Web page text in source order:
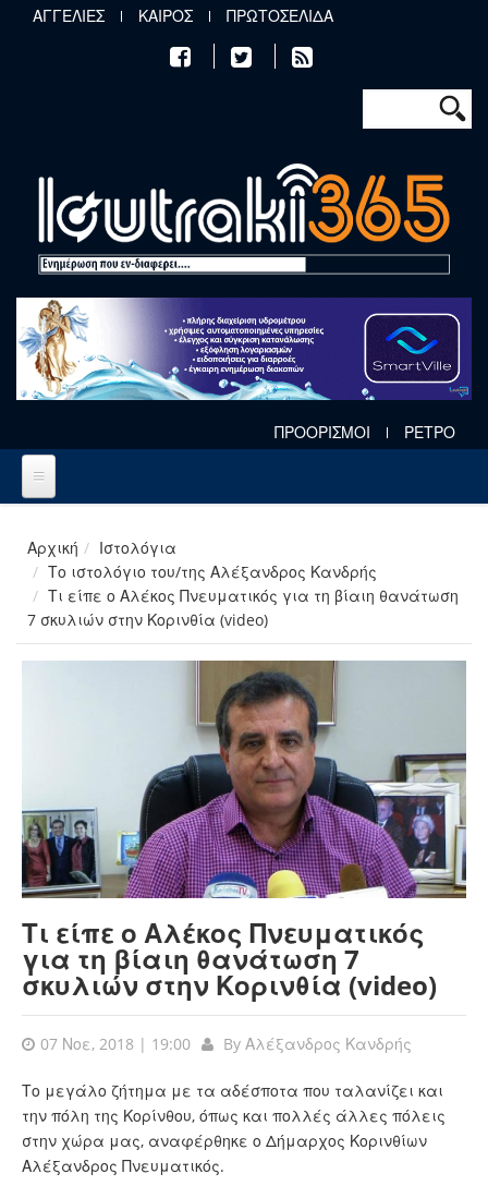
Παράκαμψη προς το κυρίως περιεχόμενο
ΑΓΓΕΛΙΕΣ ΚΑΙΡΟΣ ΠΡΩΤΟΣΕΛΙΔΑ
Φόρμα
Αναζήτηση
ΠΡΟΟΡΙΣΜΟΙ ΡΕΤΡΟ
Αρχική
Ιστολόγια
Το ιστολόγιο του/της Αλέξανδρος Κανδρής
Τι είπε ο Αλέκος Πνευματικός για τη βίαιη θανάτωση
7 σκυλιών στην Κορινθία (video)
Τι είπε ο Αλέκος Πνευματικός
για τη βίαιη θανάτωση 7
σκυλιών στην Κορινθία (video)
07 Νοε, 2018 | 19:00 By Αλέξανδρος Κανδρής
Το μεγάλο ζήτημα με τα αδέσποτα που ταλανίζει και
την πόλη της Κορίνθου, όπως και πολλές άλλες πόλεις
στην χώρα μας, αναφέρθηκε ο Δήμαρχος Κορινθίων
Αλέξανδρος Πνευματικός.